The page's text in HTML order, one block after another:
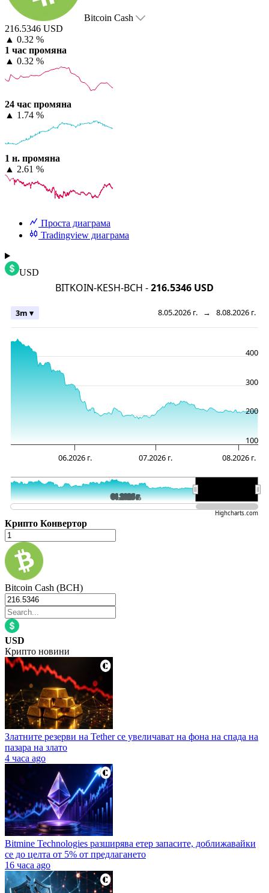
Bitcoin Cash
216.5346 USD
▲ 0.32 %
1 час промяна
▲ 0.32 %
24 час промяна
▲ 1.74 %
1 н. промяна
▲ 2.61 %
Проста диаграма
Tradingview диаграма
USD
BITKOIN-KESH-BCH -216.5346 USD
8.05.2026 г. → 8.08.2026 г.
3m ▾
06.2026 г. 07.2026 г. 08.2026 г.
01.2026 г.
01.2026 г. 07.20…
07.20…
100
200
300
400
Highcharts.com
Крипто Конвертор
Bitcoin Cash (BCH)
USD
Крипто новини
Златните резерви на Tether се увеличават на фона на спада на
пазара на злато
4 часа ago
Bitmine Technologies разширява етер запасите, доближавайки
се до целта от 5% от предлагането
16 часа ago